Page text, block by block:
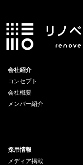
会社紹介
コンセプト
会社概要
メンバー紹介
採用情報
メディア掲載